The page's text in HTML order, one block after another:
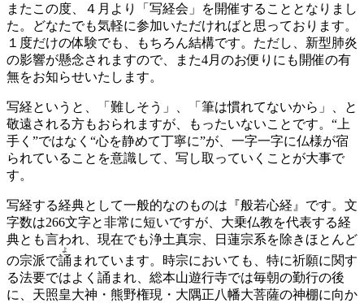
またこの度、４月より「写経会」を開催することとなりまし
た。どなたでも気軽に参加いただければと思っております。
１度だけの体験でも、もちろん結構です。ただし、新型肺炎
の影響が懸念されますので、また4月のお便りにも開催の有
無をお知らせいたします。
写経というと、「難しそう」、「筆は慣れてないから」、と
敬遠される方もおられますが、もったいないことです。“上
手く”ではなく“心を静めて丁寧に”が、一字一字に仏様が宿
られていることを意識して、写し取っていくことが大事で
す。
写経する経典として一般的なのものは『般若心経』です。文
字数は266文字と非常に短いですが、大乗仏教を代表する経
典とも言われ、現在でも浄土真宗、日蓮宗系を除きほとんど
の宗派で誦
よ
まれています。時宗においても、特に祈願に関す
る法要ではよく誦まれ、総本山遊行寺では毎朝の勤行の後
に、天照皇大神・熊野権現・大隅正八幡大菩薩の神棚に向か